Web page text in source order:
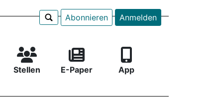
Abonnieren Anmelden
Stellen E-Paper App